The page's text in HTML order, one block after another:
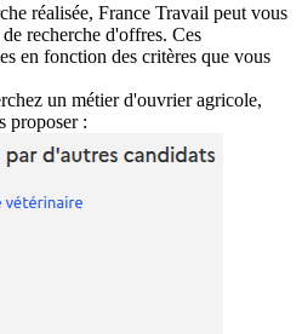
réalisée, France Travail peut vous
recherche d'offres. Ces
en fonction des critères que vous
un métier d'ouvrier agricole,
proposer :